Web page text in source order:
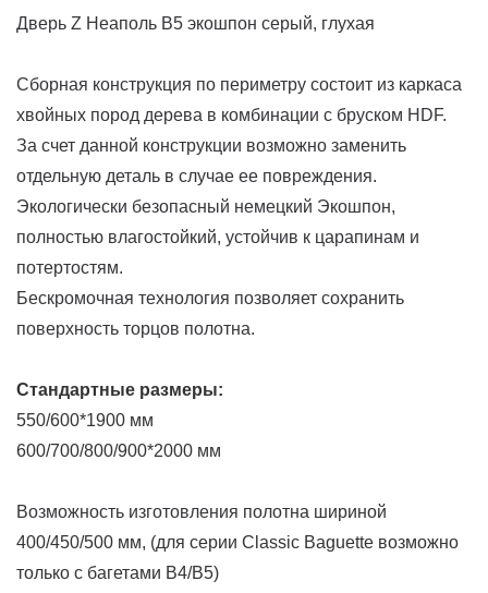
Дверь Z Неаполь В5 экошпон серый, глухая
Сборная конструкция по периметру состоит из каркаса
хвойных пород дерева в комбинации с бруском HDF.
За счет данной конструкции возможно заменить
отдельную деталь в случае ее повреждения.
Экологически безопасный немецкий Экошпон,
полностью влагостойкий, устойчив к царапинам и
потертостям.
Бескромочная технология позволяет сохранить
поверхность торцов полотна.
Стандартные размеры:
550/600*1900 мм
600/700/800/900*2000 мм
Возможность изготовления полотна шириной
400/450/500 мм, (для серии Classic Baguette возможно
только с багетами В4/В5)